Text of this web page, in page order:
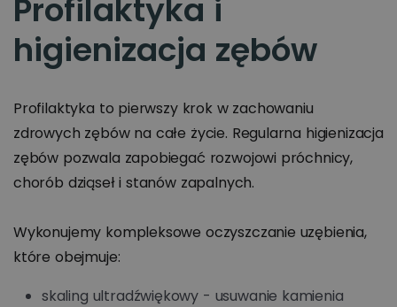
Profilaktyka i
higienizacja zębów
Profilaktyka to pierwszy krok w zachowaniu
zdrowych zębów na całe życie. Regularna higienizacja
zębów pozwala zapobiegać rozwojowi próchnicy,
chorób dziąseł i stanów zapalnych.
Wykonujemy kompleksowe oczyszczanie uzębienia,
które obejmuje:
skaling ultradźwiękowy - usuwanie kamienia